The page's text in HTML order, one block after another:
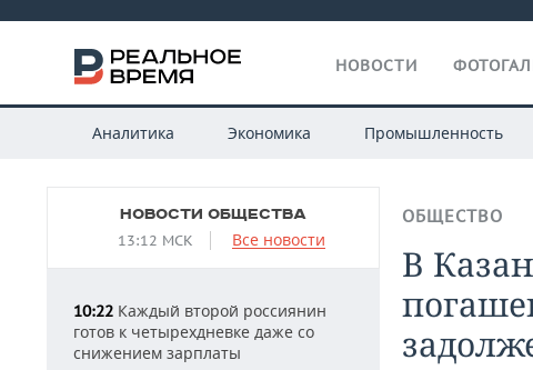
НОВОСТИ
Аналитика Экономика Промышленность
НОВОСТИ ОБЩЕСТВА
13:12 МСК Все новости
10:22 Каждый второй россиянин
готов к четырехдневке даже со
снижением зарплаты
ОБЩЕСТВО
В